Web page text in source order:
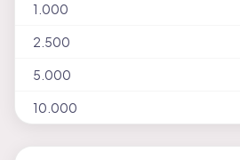
1.000
2.500
5.000
10.000